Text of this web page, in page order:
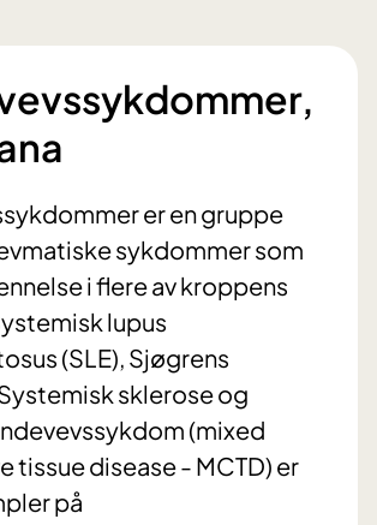
er en gruppe
sykdommer som
i flere av kroppens
lupus
(SLE), Sjøgrens
sklerose og
(mixed
tissue disease - MCTD) er
på